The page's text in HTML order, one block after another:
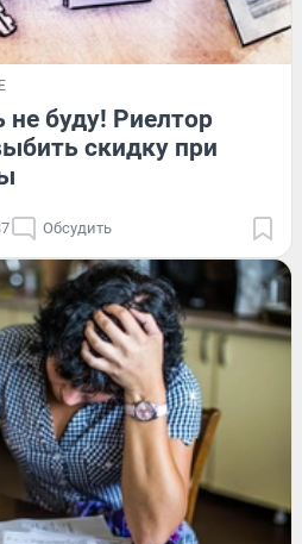
не буду! Риелтор
скидку при
Обсудить